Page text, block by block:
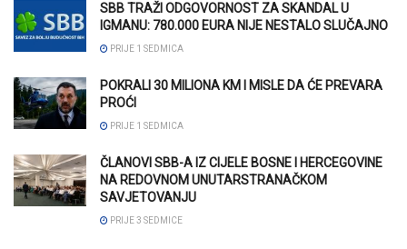
SBB TRAŽI ODGOVORNOST ZA SKANDAL U
IGMANU: 780.000 EURA NIJE NESTALO SLUČAJNO
PRIJE 1 SEDMICA
POKRALI 30 MILIONA KM I MISLE DA ĆE PREVARA
PROĆI
PRIJE 1 SEDMICA
ČLANOVI SBB-A IZ CIJELE BOSNE I HERCEGOVINE
NA REDOVNOM UNUTARSTRANAČKOM
SAVJETOVANJU
PRIJE 3 SEDMICE